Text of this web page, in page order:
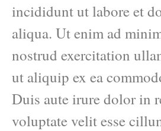
incididunt ut labore et
aliqua. Ut enim ad
nostrud exercitation
ut aliquip ex ea
Duis aute irure dolor in
voluptate velit esse